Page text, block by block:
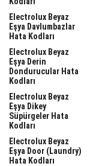
Electrolux Beyaz
Eşya Davlumbazlar
Hata Kodları
Electrolux Beyaz
Eşya Derin
Dondurucular Hata
Kodları
Electrolux Beyaz
Eşya Dikey
Süpürgeler Hata
Kodları
Electrolux Beyaz
Eşya Door (laundry)
Hata Kodları